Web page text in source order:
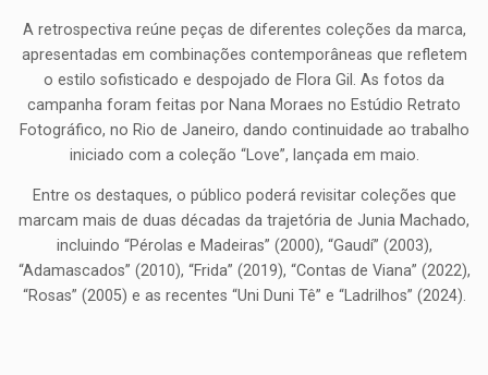
A retrospectiva reúne peças de diferentes coleções da marca,
apresentadas em combinações contemporâneas que refletem
o estilo sofisticado e despojado de Flora Gil. As fotos da
campanha foram feitas por Nana Moraes no Estúdio Retrato
Fotográfico, no Rio de Janeiro, dando continuidade ao trabalho
iniciado com a coleção “Love”, lançada em maio.
Entre os destaques, o público poderá revisitar coleções que
marcam mais de duas décadas da trajetória de Junia Machado,
incluindo “Pérolas e Madeiras” (2000), “Gaudí” (2003),
“Adamascados” (2010), “Frida” (2019), “Contas de Viana” (2022),
“Rosas” (2005) e as recentes “Uni Duni Tê” e “Ladrilhos” (2024).